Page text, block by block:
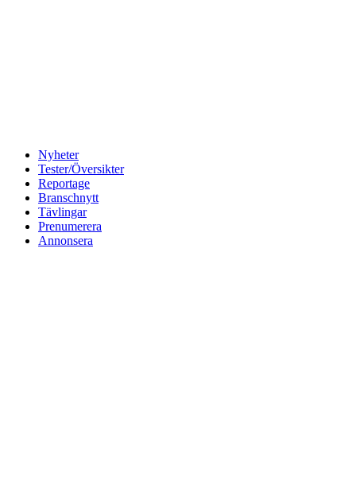
Nyheter
Tester/Översikter
Reportage
Branschnytt
Tävlingar
Prenumerera
Annonsera